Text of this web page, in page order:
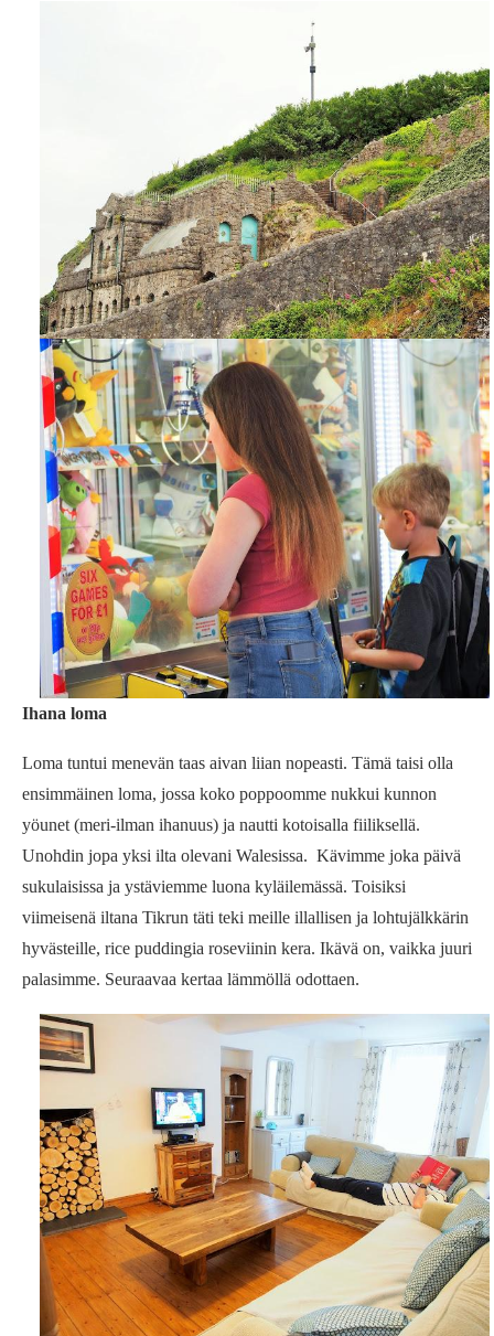
Ihana loma
Loma tuntui menevän taas aivan liian nopeasti. Tämä taisi olla
ensimmäinen loma, jossa koko poppoomme nukkui kunnon
yöunet (meri-ilman ihanuus) ja nautti kotoisalla fiiliksellä.
Unohdin jopa yksi ilta olevani Walesissa. Kävimme joka päivä
sukulaisissa ja ystäviemme luona kyläilemässä. Toisiksi
viimeisenä iltana Tikrun täti teki meille illallisen ja lohtujälkkärin
hyvästeille, rice puddingia roseviinin kera. Ikävä on, vaikka juuri
palasimme. Seuraavaa kertaa lämmöllä odottaen.